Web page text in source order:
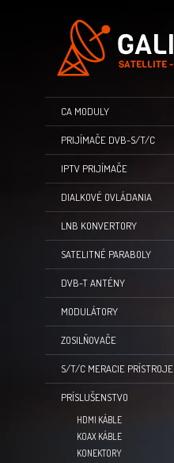
CA MODULY
PRIJÍMAČE DVB-S/T/C
IPTV PRIJÍMAČE
DIALKOVÉ OVLÁDANIA
LNB KONVERTORY
SATELITNÉ PARABOLY
DVB-T ANTÉNY
MODULÁTORY
ZOSILŇOVAČE
S/T/C MERACIE PRÍSTROJE
PRÍSLUŠENSTVO
HDMI KÁBLE
KOAX KÁBLE
KONEKTORY